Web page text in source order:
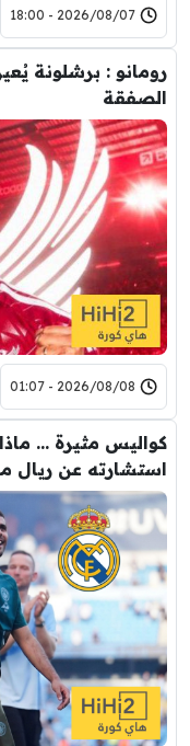
2026/08/07 - 18:00
رومانو : برشلونة
الصفقة
2026/08/08 - 01:07
كواليس مثيرة …
استشارته عن ريال